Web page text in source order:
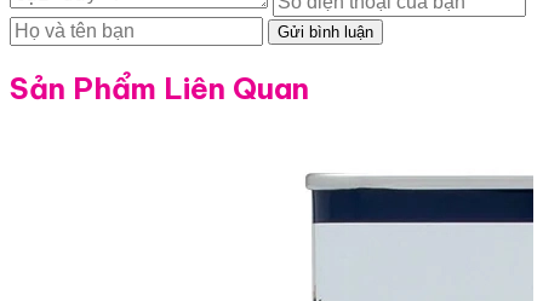
Gửi bình luận
Sản Phẩm Liên Quan